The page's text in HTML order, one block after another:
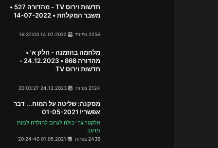
חדשות וירוס TV - מהדורה 527 •
משבר המקלחת • 14-07-2022
2256 צפיות
מלחמה בהזמנה - חלק א' •
מהדורה 868 • 24.12.2023 -
חדשות וירוס TV
2124 צפיות
מסקנה: שליטה על המוח... דבר
אפשרי! 01-05-2021
אלקטרוגה יכולה לגרום לחולדה למות
מרעב
2436 צפיות